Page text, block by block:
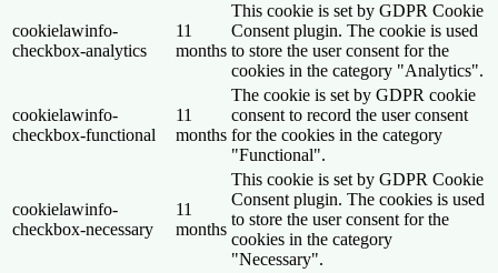
cookielawinfo-
checkbox-analytics
11
months
This cookie is set by GDPR Cookie
Consent plugin. The cookie is used
to store the user consent for the
cookies in the category "Analytics".
cookielawinfo-
checkbox-functional
11
months
The cookie is set by GDPR cookie
consent to record the user consent
for the cookies in the category
"Functional".
cookielawinfo-
checkbox-necessary
11
months
This cookie is set by GDPR Cookie
Consent plugin. The cookies is used
to store the user consent for the
cookies in the category
"Necessary".